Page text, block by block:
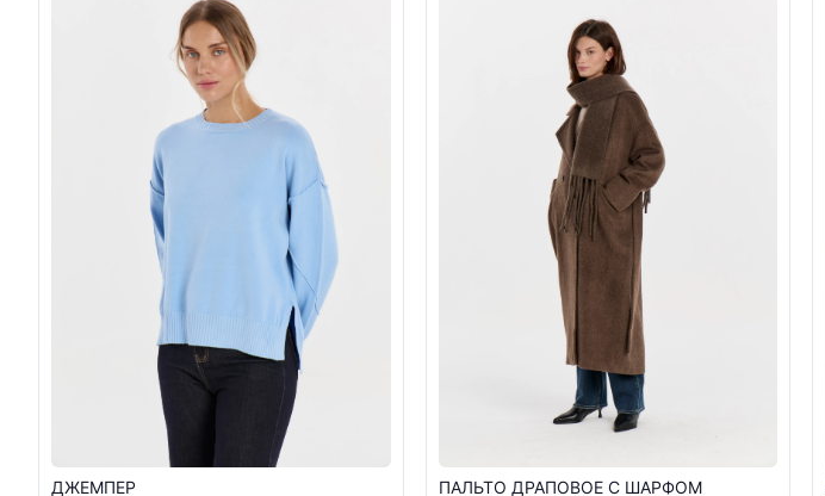
ДЖЕМПЕР ПАЛЬТО ДРАПОВОЕ С ШАРФОМ